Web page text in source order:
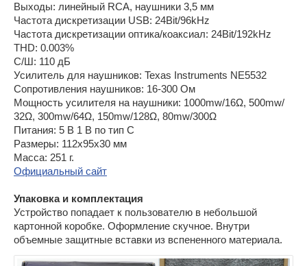
Выходы: линейный RCA, наушники 3,5 мм
Частота дискретизации USB: 24Bit/96kHz
Частота дискретизации оптика/коаксиал: 24Bit/192kHz
THD: 0.003%
С/Ш: 110 дБ
Усилитель для наушников: Texas Instruments NE5532
Сопротивления наушников: 16-300 Ом
Мощность усилителя на наушники: 1000mw/16Ω, 500mw/
32Ω, 300mw/64Ω, 150mw/128Ω, 80mw/300Ω
Питания: 5 В 1 В по тип С
Размеры: 112х95х30 мм
Масса: 251 г.
Официальный сайт
Упаковка и комплектация
Устройство попадает к пользователю в небольшой
картонной коробке. Оформление скучное. Внутри
объемные защитные вставки из вспененного материала.